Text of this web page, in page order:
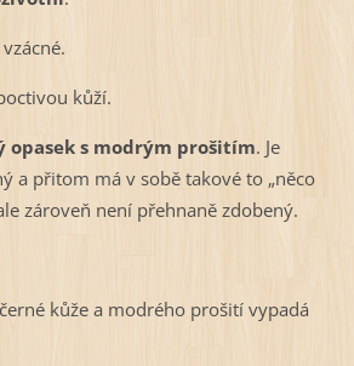
kůží.
opasek s modrým prošitím. Je
a přitom má v sobě takové to „něco
zároveň není přehnaně zdobený.
kůže a modrého prošití vypadá